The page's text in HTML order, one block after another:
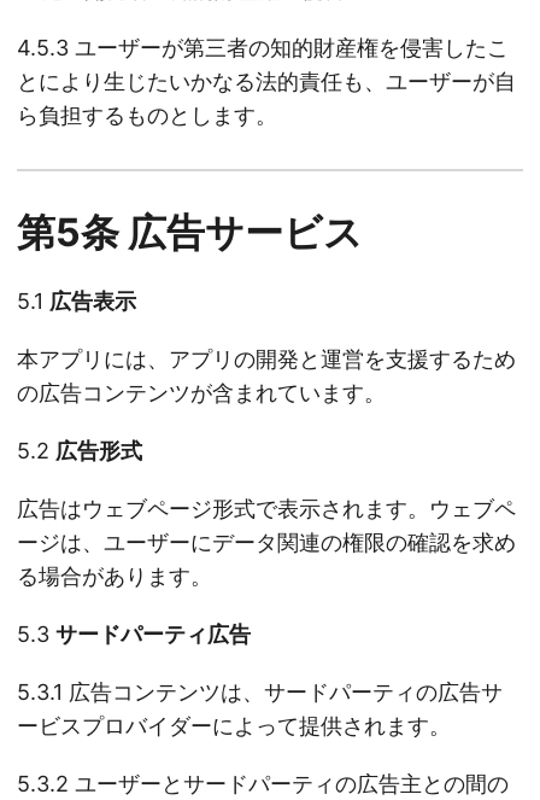
4.5.3 ユーザーが第三者の知的財産権を侵害したこ
とにより生じたいかなる法的責任も、ユーザーが自
ら負担するものとします。
第5条 広告サービス
5.1 広告表示
本アプリには、アプリの開発と運営を支援するため
の広告コンテンツが含まれています。
5.2 広告形式
広告はウェブページ形式で表示されます。ウェブペ
ージは、ユーザーにデータ関連の権限の確認を求め
る場合があります。
5.3 サードパーティ広告
5.3.1 広告コンテンツは、サードパーティの広告サ
ービスプロバイダーによって提供されます。
5.3.2 ユーザーとサードパーティの広告主との間の